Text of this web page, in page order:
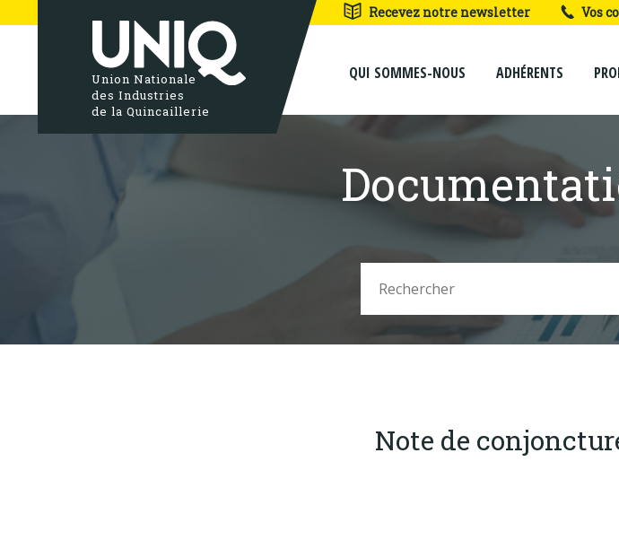
Union Nationale
des Industries
de la Quincaillerie
Recevez notre newsletter Vos
QUI SOMMES-NOUS ADHÉRENTS
Note de